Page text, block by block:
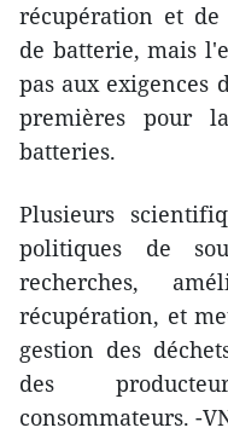
récupération et
de batterie, mais
pas aux exigences
premières pour
batteries.
Plusieurs
politiques de
recherches,
récupération, et
gestion des
des
consommateurs. -